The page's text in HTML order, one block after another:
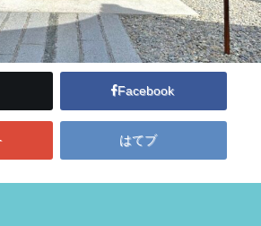
Facebook
はてブ